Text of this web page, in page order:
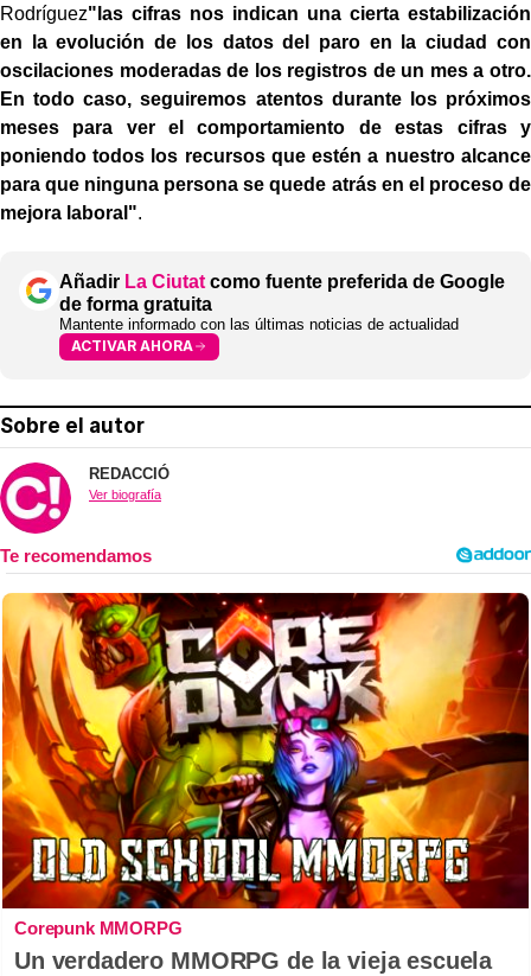
Rodríguez"las cifras nos indican una cierta estabilización
en la evolución de los datos del paro en la ciudad con
oscilaciones moderadas de los registros de un mes a otro.
En todo caso, seguiremos atentos durante los próximos
meses para ver el comportamiento de estas cifras y
poniendo todos los recursos que estén a nuestro alcance
para que ninguna persona se quede atrás en el proceso de
mejora laboral".
Añadir La Ciutat como fuente preferida de Google
de forma gratuita
Mantente informado con las últimas noticias de actualidad
ACTIVAR AHORA
Sobre el autor
REDACCIÓ
Ver biografía
Corepunk MMORPG
Un verdadero MMORPG de la vieja escuela